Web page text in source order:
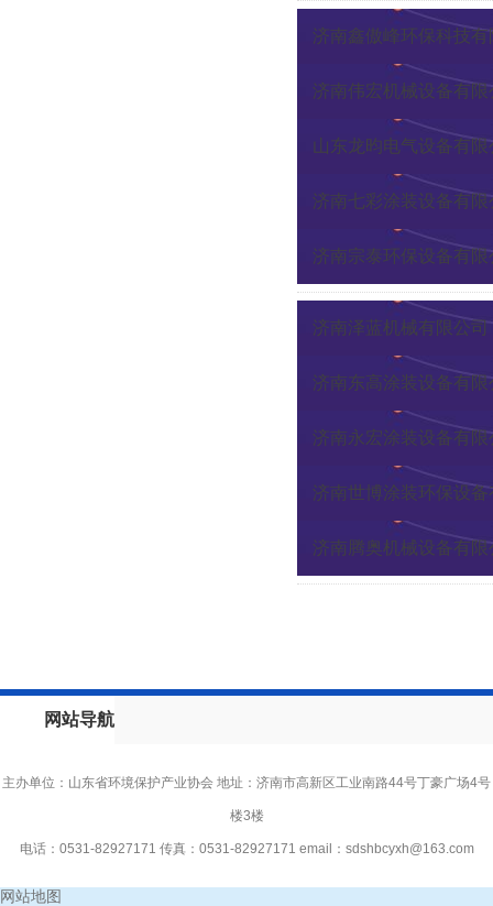
济南鑫傲峰环保科技有
济南伟宏机械设备有限
山东龙昀电气设备有限
济南七彩涂装设备有限
济南宗泰环保设备有限
济南泽蓝机械有限公司
济南东高涂装设备有限
济南永宏涂装设备有限
济南世博涂装环保设备
济南腾奥机械设备有限
网站导航
主办单位：山东省环境保护产业协会 地址：济南市高新区工业南路44号丁豪广场4号
楼3楼
电话：0531-82927171 传真：0531-82927171 email： sdshbcyxh@163.com
网站地图